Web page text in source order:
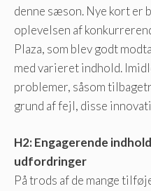
denne sæson. Nye kort er
oplevelsen af
Plaza, som blev godt
med varieret indhold.
problemer, såsom
grund af fejl, disse
H2: Engagerende
udfordringer
På trods af de mange